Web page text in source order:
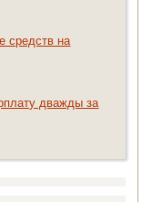
средств на
дважды за